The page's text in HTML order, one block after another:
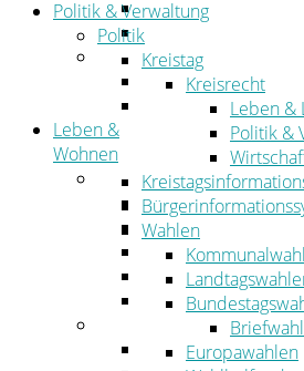
Straßen- und
Landwirtschaft
Tourismus
Freizeit und Urlaub
Veranstaltungen
Leben &
Wohnen
Leben
Migration
Schulen, Bildung,
Soziales
Gesundheit
Jugend, Familie und
Bauen und Planen
Politik & Verwaltung
Politik
Kreistag
Kreisrecht
Leben &
Politik &
Wahlen
Europawahlen